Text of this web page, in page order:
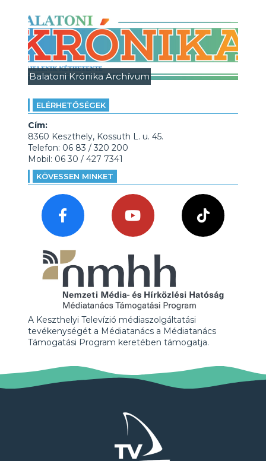
Balatoni Krónika Archívum
ELÉRHETŐSÉGEK
Cím:
8360 Keszthely, Kossuth L. u. 45.
Telefon: 06 83 / 320 200
Mobil: 06 30 / 427 7341
KÖVESSEN MINKET
A Keszthelyi Televízió médiaszolgáltatási
tevékenységét a Médiatanács a Médiatanács
Támogatási Program keretében támogatja.